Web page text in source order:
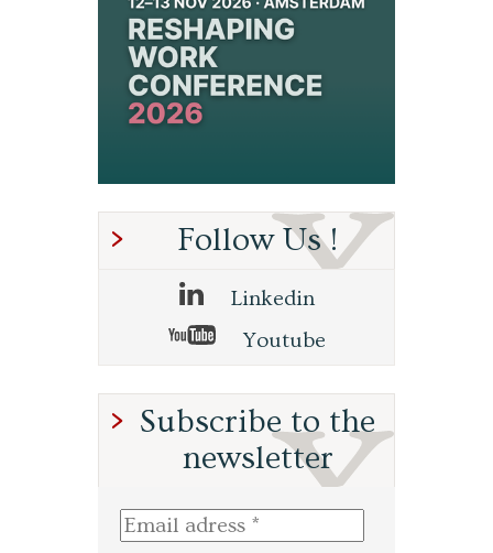
Follow Us !
Linkedin
Youtube
Subscribe to the
newsletter